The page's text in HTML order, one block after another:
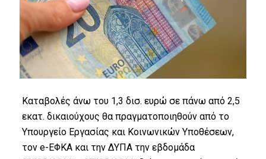
Καταβολές άνω του 1,3 δισ. ευρώ σε πάνω από 2,5
εκατ. δικαιούχους θα πραγματοποιηθούν από το
Υπουργείο Εργασίας και Κοινωνικών Υποθέσεων,
τον e-ΕΦΚΑ και την ΔΥΠΑ την εβδομάδα